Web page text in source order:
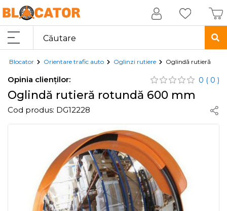
Blocator Orientare trafic auto Oglinzi rutiere Oglindă rutieră
Opinia clienților: 0 ( 0 )
Oglindă rutieră rotundă 600 mm
Cod produs: DG12228